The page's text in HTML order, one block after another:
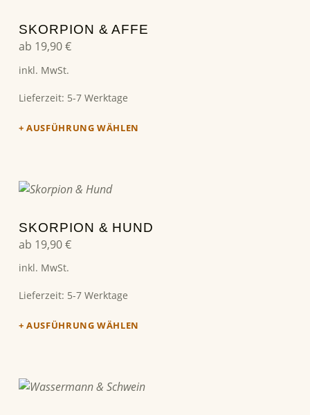
SKORPION & AFFE
ab 19,90€
inkl. MwSt.
Lieferzeit: 5-7 Werktage
AUSFÜHRUNG WÄHLEN
SKORPION & HUND
ab 19,90€
inkl. MwSt.
Lieferzeit: 5-7 Werktage
AUSFÜHRUNG WÄHLEN
Dieses Produkt weist mehrere Varianten auf. Die Optionen können auf der Produktseite gewählt werden
Dieses Produkt weist mehrere Varianten auf. Die Optionen können auf der Produktseite gewählt werden